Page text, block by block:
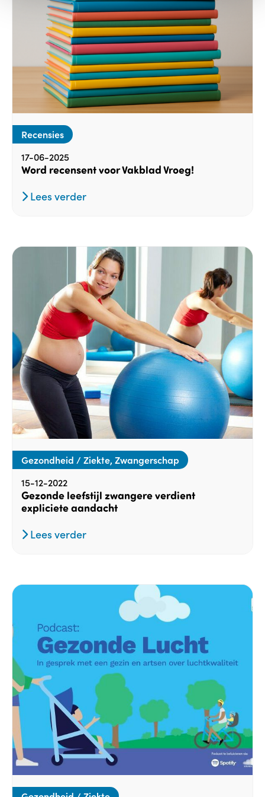
Recensies
17-06-2025
Word recensent voor Vakblad Vroeg!
Lees verder
Gezondheid / Ziekte, Zwangerschap
15-12-2022
Gezonde leefstijl zwangere verdient
expliciete aandacht
Lees verder